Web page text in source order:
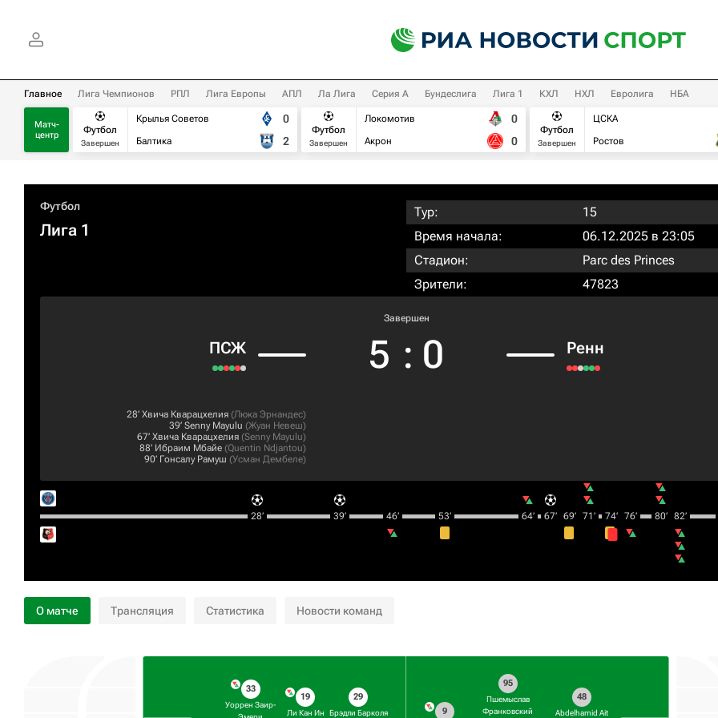
Главное Лига Чемпионов РПЛ Лига Европы АПЛ Ла Лига Серия А Бундеслига Лига 1 КХЛ НХЛ Евролига НБА
Матч-
центр
Футбол
Завершен
Крылья Советов
Балтика
0
2
Футбол
Завершен
Локомотив
Акрон
0
0
Футбол
Завершен
ЦСКА
Ростов
Футбол
Лига 1
Тур:
15
Время начала:
06.12.2025 в 23:05
Стадион:
Parc des Princes
Зрители:
47823
ПСЖ
Завершен
5 : 0 Ренн
28‎’‎ Хвича Кварацхелия (Люка Эрнандес)
39‎’‎ Senny Mayulu (Жуан Невеш)
67‎’‎ Хвича Кварацхелия (Senny Mayulu)
88‎’‎ Ибраим Мбайе (Quentin Ndjantou)
90‎’‎ Гонсалу Рамуш (Усман Дембеле)
28‎’‎ 39‎’‎ 46‎’‎ 53‎’‎ 64‎’‎ 67‎’‎ 69‎’‎ 71‎’‎ 74‎’‎ 76‎’‎ 80‎’‎ 82‎’‎
О матче Трансляция Статистика Новости команд
33
Уоррен Заир-
19
Ли Кан Ин
29
Брэдли Барколя
48
Abdelhamid Ait
95
Пшемыслав
Франковский
9